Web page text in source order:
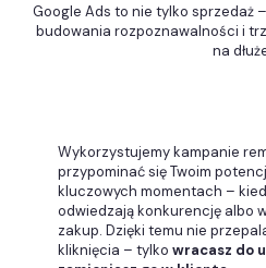
Google Ads to nie tylko sprzedaż
budowania rozpoznawalności i
na
Wykorzystujemy kampanie
przypominać się Twoim
kluczowych momentach –
odwiedzają konkurencję albo
zakup. Dzięki temu nie
kliknięcia – tylko wracasz do